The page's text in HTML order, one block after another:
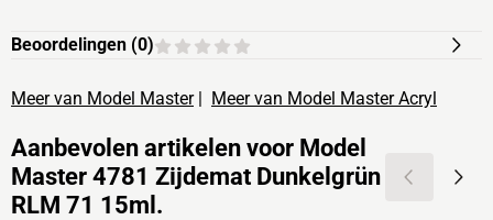
Beoordelingen (0)
Meer van Model Master| Meer van Model Master Acryl
Aanbevolen artikelen voor Model
Master 4781 Zijdemat Dunkelgrün
RLM 71 15ml.